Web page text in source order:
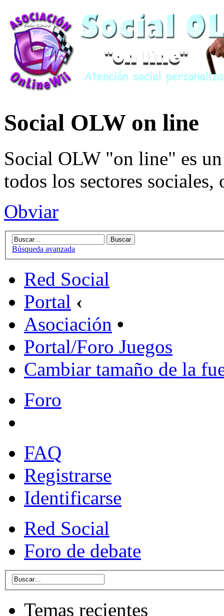
Social OLW on line
Social OLW "on line" es
todos los sectores sociales,
Obviar
Búsqueda avanzada
Red Social
Portal ‹
Asociación •
Portal/Foro Juegos
Cambiar tamaño de la
Foro
FAQ
Registrarse
Identificarse
Red Social
Foro de debate
Temas recientes